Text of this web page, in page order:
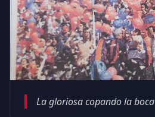
La gloriosa copando la boca